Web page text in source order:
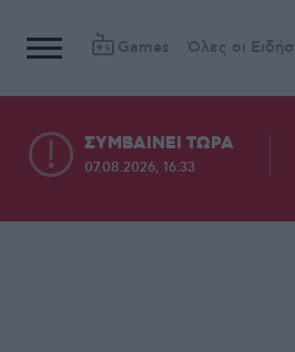
Games Όλες οι
ΣΥΜΒΑΙΝΕΙ ΤΩΡΑ
07.08.2026, 16:33